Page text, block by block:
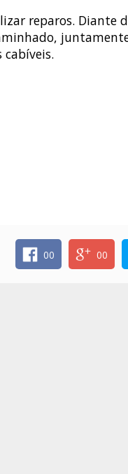
reparos. Diante
00 00